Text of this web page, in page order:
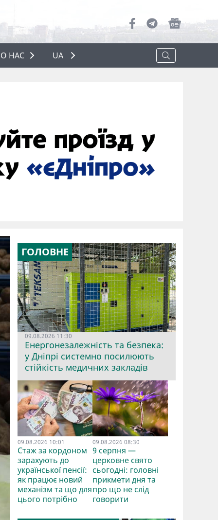
НАС
НАС
UA
ГОЛОВНЕ
09.08.2026 11:30
Енергонезалежність та безпека:
у Дніпрі системно посилюють
стійкість медичних закладів
09.08.2026 10:01
Стаж за кордоном
зарахують до
української пенсії:
як працює новий
механізм та що для
цього потрібно
09.08.2026 08:30
9 серпня —
церковне свято
сьогодні: головні
прикмети дня та
про що не слід
говорити